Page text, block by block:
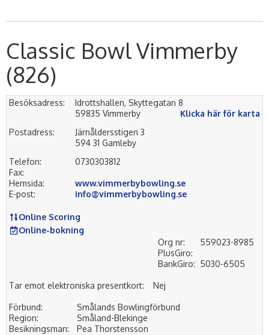
Classic Bowl Vimmerby
(826)
Besöksadress:
Idrottshallen, Skyttegatan 8
Klicka här för karta
59835 Vimmerby
Postadress:
Järnåldersstigen 3
594 31 Gamleby
Telefon:
0730303812
Fax:
Hemsida:
www.vimmerbybowling.se
E-post:
info@vimmerbybowling.se
Online Scoring
Online-bokning
Org nr:
559023-8985
PlusGiro:
BankGiro: 5030-6505
Tar emot elektroniska presentkort: Nej
Förbund:
Smålands Bowlingförbund
Region:
Småland-Blekinge
Besikningsman:
Pea Thorstensson